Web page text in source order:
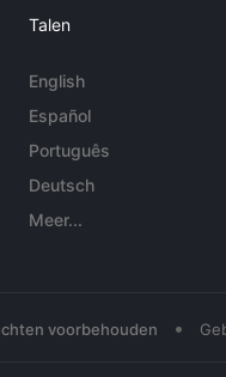
Talen
English
Español
Português
Deutsch
Meer...
voorbehouden •